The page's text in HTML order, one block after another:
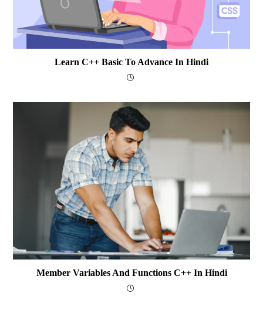
Learn C++ Basic To Advance In Hindi
Member Variables And Functions C++ In Hindi